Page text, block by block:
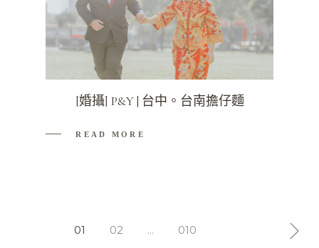
[婚攝] P&Y | 台中。台南擔仔麵
READ MORE
01 02 ... 010